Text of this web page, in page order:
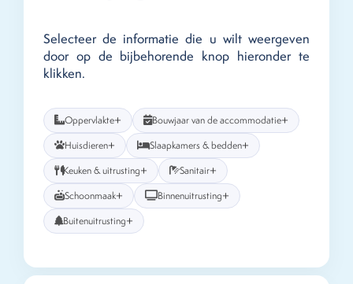
Selecteer de informatie die u wilt weergeven
door op de bijbehorende knop hieronder te
klikken.
Oppervlakte+ Bouwjaar van de accommodatie+
Huisdieren+ Slaapkamers & bedden+
Keuken & uitrusting+ Sanitair+
Schoonmaak+ Binnenuitrusting+
Buitenuitrusting+